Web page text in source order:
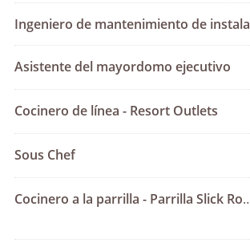
Ingeniero de mantenimiento de
Asistente del mayordomo ejecutivo
Cocinero de línea - Resort Outlets
Sous Chef
Cocinero a la